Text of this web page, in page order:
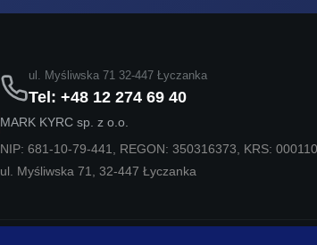
ul. Myśliwska 71 32-447 Łyczanka
Tel: +48 12 274 69 40
MARK KYRC sp. z o.o.
NIP: 681-10-79-441, REGON: 350316373, KRS:
ul. Myśliwska 71, 32-447 Łyczanka